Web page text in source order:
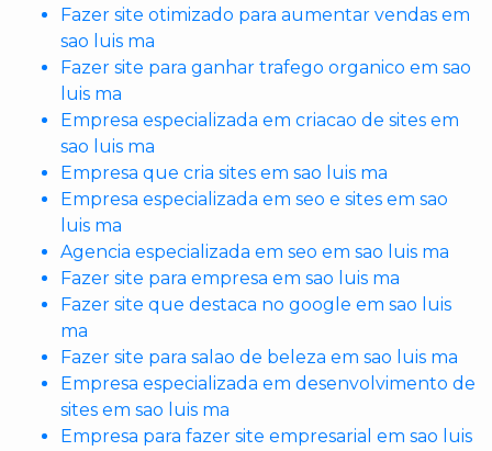
Fazer site otimizado para aumentar vendas em
sao luis ma
Fazer site para ganhar trafego organico em sao
luis ma
Empresa especializada em criacao de sites em
sao luis ma
Empresa que cria sites em sao luis ma
Empresa especializada em seo e sites em sao
luis ma
Agencia especializada em seo em sao luis ma
Fazer site para empresa em sao luis ma
Fazer site que destaca no google em sao luis
ma
Fazer site para salao de beleza em sao luis ma
Empresa especializada em desenvolvimento de
sites em sao luis ma
Empresa para fazer site empresarial em sao luis